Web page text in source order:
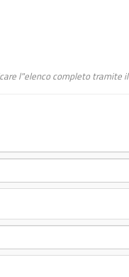
l"elenco completo tramite